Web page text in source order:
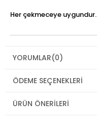
Her çekmeceye uygundur.
YORUMLAR(0)
ÖDEME SEÇENEKLERI
ÜRÜN ÖNERILERI